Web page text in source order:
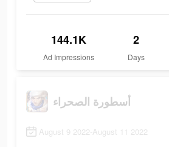
144.1K
Ad Impressions
2
Days
أسطورة الصحراء
August 9 2022-August 11 2022